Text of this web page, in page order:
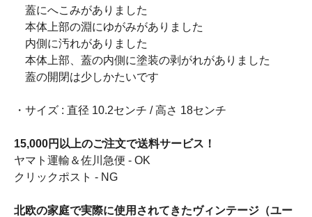
蓋にへこみがありました
本体上部の淵にゆがみがありました
内側に汚れがありました
本体上部、蓋の内側に塗装の剥がれがありました
蓋の開閉は少しかたいです
・サイズ : 直径 10.2センチ / 高さ 18センチ
15,000円以上のご注文で送料サービス！
ヤマト運輸＆佐川急便 - OK
クリックポスト - NG
北欧の家庭で実際に使用されてきたヴィンテージ（ユー